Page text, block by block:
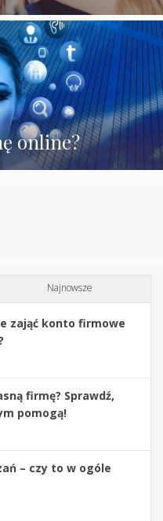
online?
Najnowsze
zająć konto firmowe
firmę? Sprawdź,
pomogą!
– czy to w ogóle